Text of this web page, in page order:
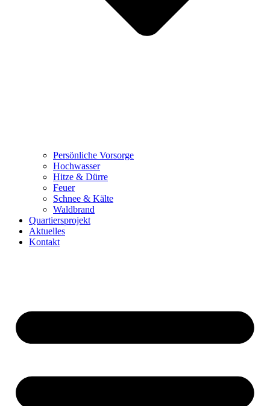
Persönliche Vorsorge
Hochwasser
Hitze & Dürre
Feuer
Schnee & Kälte
Waldbrand
Quartiersprojekt
Aktuelles
Kontakt